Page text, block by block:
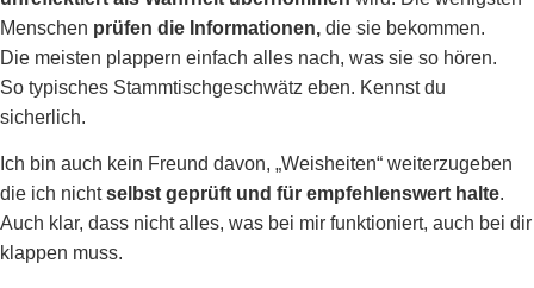
Menschen prüfen die Informationen, die sie bekommen.
Die meisten plappern einfach alles nach, was sie so hören.
So typisches Stammtischgeschwätz eben. Kennst du
sicherlich.
Ich bin auch kein Freund davon, „Weisheiten“ weiterzugeben
die ich nichtselbst geprüft und für empfehlenswert halte.
Auch klar, dass nicht alles, was bei mir funktioniert, auch bei dir
klappen muss.